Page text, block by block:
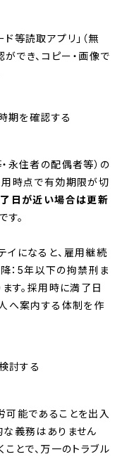
等読取アプリ」（無
でき、コピー・画像で
期を確認する
永住者の配偶者等）の
用時点で有効期限が切
日が近い場合は更新
す。
になると、雇用継続
：5年以下の拘禁刑ま
す。採用時に満了日
へ案内する体制を作
討する
能であることを出入
義務はありません
とで、万一のトラブル